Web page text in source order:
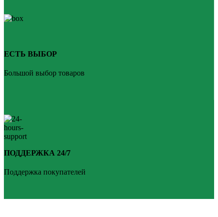
ЕСТЬ ВЫБОР
Большой выбор товаров
ПОДДЕРЖКА 24/7
Поддержка покупателей